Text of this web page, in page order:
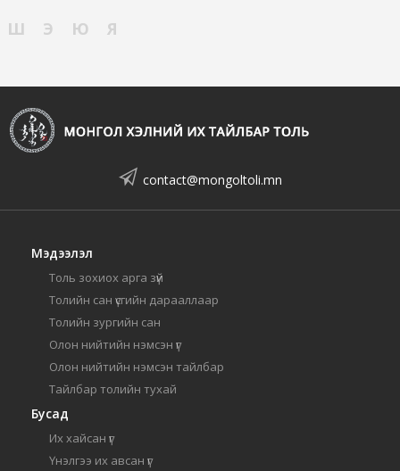
Ш
Э Ю Я
contact@mongoltoli.mn
Мэдээлэл
Толь зохиох арга зүй
Толийн сан үсгийн дарааллаар
Толийн зургийн сан
Олон нийтийн нэмсэн үг
Олон нийтийн нэмсэн тайлбар
Тайлбар толийн тухай
Бусад
Их хайсан үг
Үнэлгээ их авсан үг